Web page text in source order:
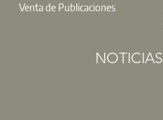
Venta de Publicaciones
NOTICIAS